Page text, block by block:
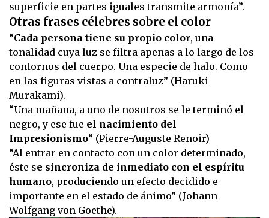
superficie en partes iguales transmite armonía”.
Otras frases célebres sobre el color
“Cada persona tiene su propio color, una
tonalidad cuya luz se filtra apenas a lo largo de los
contornos del cuerpo. Una especie de halo. Como
en las figuras vistas a contraluz” (Haruki
Murakami).
“Una mañana, a uno de nosotros se le terminó el
negro, y ese fue el nacimiento del
Impresionismo” (Pierre-Auguste Renoir)
“Al entrar en contacto con un color determinado,
éste se sincroniza de inmediato con el espíritu
humano, produciendo un efecto decidido e
importante en el estado de ánimo” (Johann
Wolfgang von Goethe).